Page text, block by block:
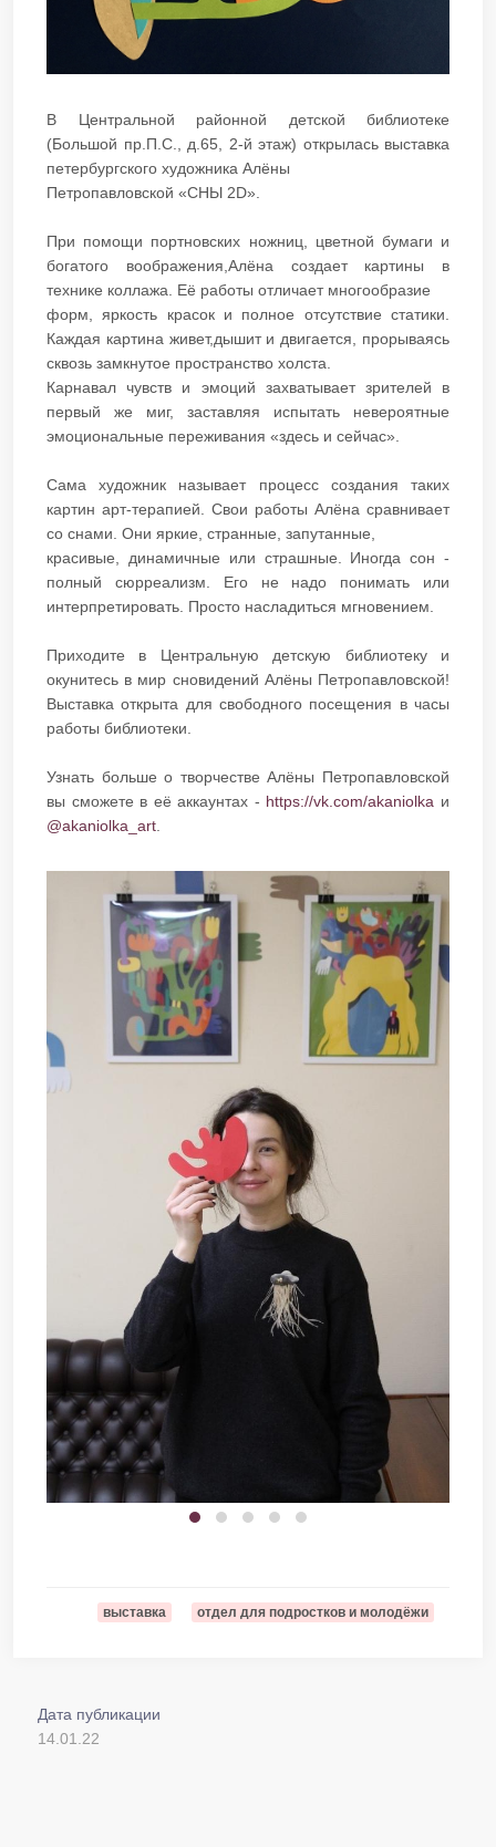
В Центральной районной детской библиотеке
(Большой пр.П.С., д.65, 2-й этаж) открылась выставка
петербургского художника Алёны
Петропавловской «СНЫ 2D».
При помощи портновских ножниц, цветной бумаги и
богатого воображения,Алёна создает картины в
технике коллажа. Её работы отличает многообразие
форм, яркость красок и полное отсутствие статики.
Каждая картина живет,дышит и двигается, прорываясь
сквозь замкнутое пространство холста.
Карнавал чувств и эмоций захватывает зрителей в
первый же миг, заставляя испытать невероятные
эмоциональные переживания «здесь и сейчас».
Сама художник называет процесс создания таких
картин арт-терапией. Свои работы Алёна сравнивает
со снами. Они яркие, странные, запутанные,
красивые, динамичные или страшные. Иногда сон -
полный сюрреализм. Его не надо понимать или
интерпретировать. Просто насладиться мгновением.
Приходите в Центральную детскую библиотеку и
окунитесь в мир сновидений Алёны Петропавловской!
Выставка открыта для свободного посещения в часы
работы библиотеки.
Узнать больше о творчестве Алёны Петропавловской
вы сможете в её аккаунтах - https://vk.com/akaniolka и
@akaniolka_art
выставка отдел для подростков и молодёжи
Дата публикации
14.01.22